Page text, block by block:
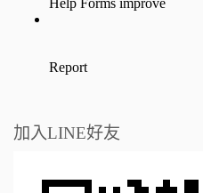
加入LINE好友